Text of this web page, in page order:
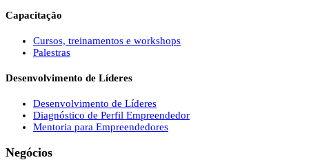
Capacitação
Cursos, treinamentos e workshops
Palestras
Desenvolvimento de Líderes
Desenvolvimento de Líderes
Diagnóstico de Perfil Empreendedor
Mentoria para Empreendedores
Negócios